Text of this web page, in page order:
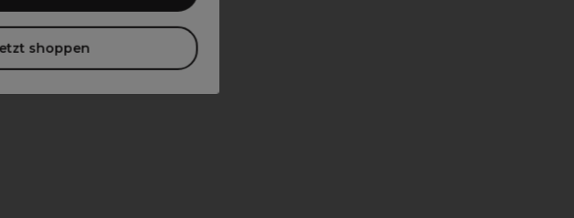
shoppen